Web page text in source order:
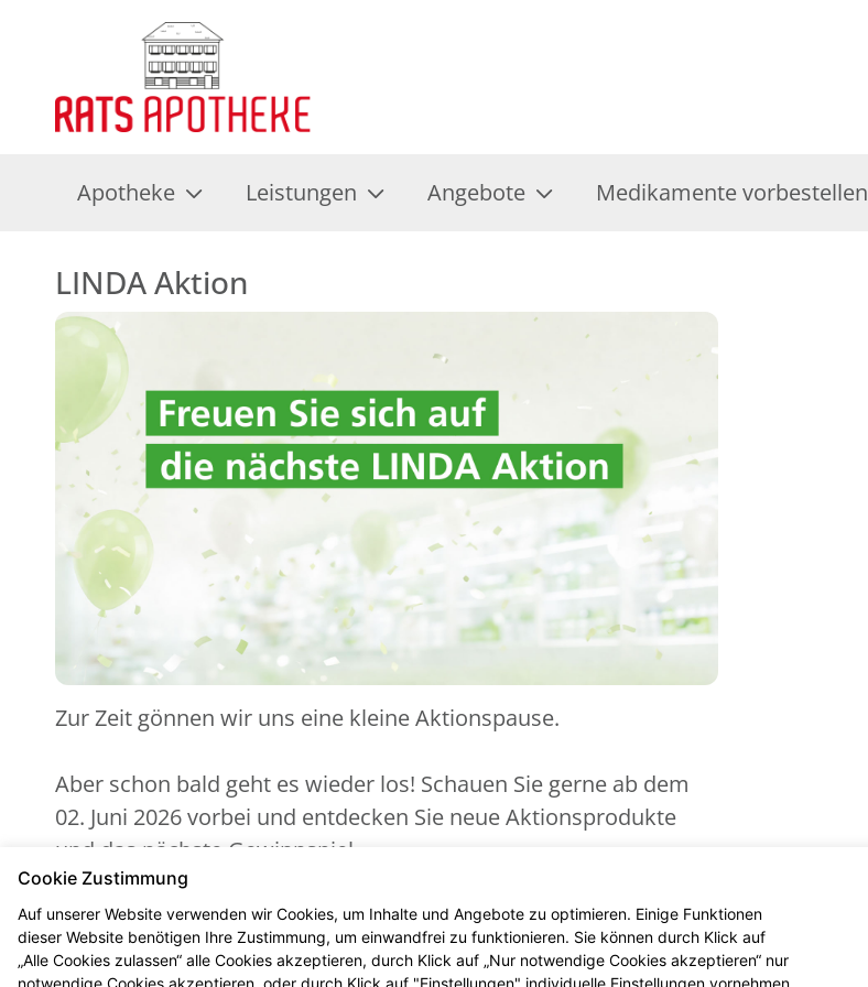
Apotheke Leistungen Angebote Medikamente vorbestellen
LINDA Aktion
Zur Zeit gönnen wir uns eine kleine Aktionspause.
Aber schon bald geht es wieder los! Schauen Sie gerne ab dem
02. Juni 2026 vorbei und entdecken Sie neue Aktionsprodukte
und das nächste Gewinnspiel.
Cookie Zustimmung
Auf unserer Website verwenden wir Cookies, um Inhalte und Angebote zu optimieren. Einige Funktionen
dieser Website benötigen Ihre Zustimmung, um einwandfrei zu funktionieren. Sie können durch Klick auf
„Alle Cookies zulassen“ alle Cookies akzeptieren, durch Klick auf „Nur notwendige Cookies akzeptieren“ nur
notwendige Cookies akzeptieren, oder durch Klick auf "Einstellungen" individuelle Einstellungen vornehmen.